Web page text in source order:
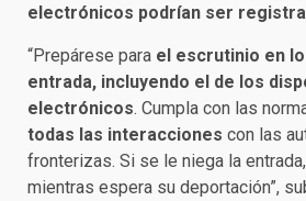
electrónicos podrían ser
“Prepárese para el escrutinio en
entrada, incluyendo el de los
electrónicos. Cumpla con las
todas las interacciones con las
fronterizas. Si se le niega la
mientras espera su deportación”,